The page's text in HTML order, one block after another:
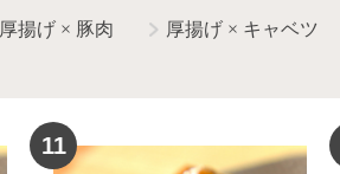
厚揚げ × 豚肉 厚揚げ × キャベツ
11